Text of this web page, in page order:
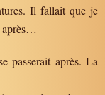
Il fallait que je
après…
passerait après. La